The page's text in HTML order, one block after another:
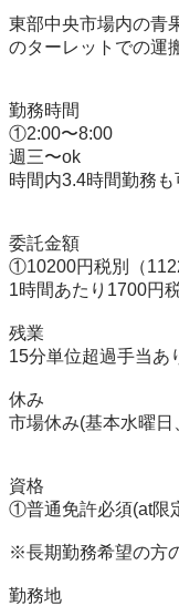
東部中央市場内の青
のターレットでの運
勤務時間
①2:00〜8:00
週三〜ok
時間内3.4時間勤務も
委託金額
①10200円税別（
1時間あたり1700円
残業
15分単位超過手当あ
休み
市場休み(基本水曜日
資格
①普通免許必須(at限
※長期勤務希望の方
勤務地